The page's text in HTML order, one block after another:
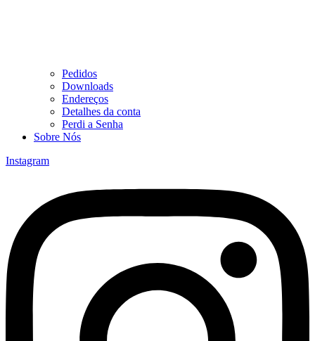
Pedidos
Downloads
Endereços
Detalhes da conta
Perdi a Senha
Sobre Nós
Instagram